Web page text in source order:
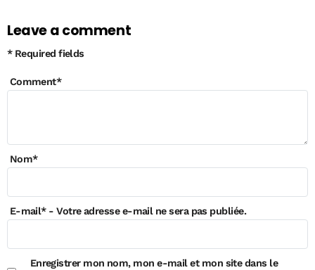
Leave a comment
* Required fields
Comment*
Nom*
E-mail*- Votre adresse e-mail ne sera pas publiée.
Enregistrer mon nom, mon e-mail et mon site dans le